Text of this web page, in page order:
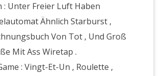
: Unter Freier Luft Haben
Ähnlich Starburst ,
Von Tot , Und Groß
Mit Ass Wiretap .
: Vingt-Et-Un , Roulette ,